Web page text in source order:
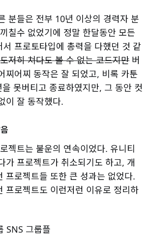
분들은 전부 10년 이상의 경력자 분
칠수 없었기에 정말 한달동안 모든
서 프로토타입에 총력을 다했던 것 같
저히 쳐다도 볼 수 없는 코드지만 버
찌어찌 동작은 잘 되었고, 비록 카툰
못버티고 종료하였지만, 그 동안 컷
이 잘 동작했다.
젝트는 불운의 연속이었다. 유니티
가 프로젝트가 취소되기도 하고, 개
프로젝트들 또한 큰 성과는 없었다.
프로젝트도 이런저런 이유로 정리하
SNS 그룹플